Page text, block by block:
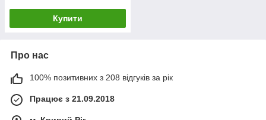
Купити
Про нас
100% позитивних з 208 відгуків за рік
Працює з 21.09.2018